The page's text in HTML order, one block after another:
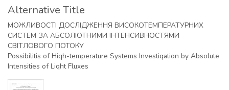
Alternative Title
МОЖЛИВОСТІ ДОСЛІДЖЕННЯ ВИСОКОТЕМПЕРАТУРНИХ
СИСТЕМ ЗА АБСОЛЮТНИМИ ІНТЕНСИВНОСТЯМИ
СВІТЛОВОГО ПОТОКУ
Possibilitis of Hiqh-temperature Systems Investiqation by Absolute
Intensities of Liqht Fluxes